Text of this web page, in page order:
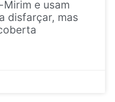
e usam
disfarçar, mas